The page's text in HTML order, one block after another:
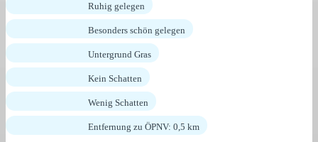
Ruhig gelegen
Besonders schön gelegen
Untergrund Gras
Kein Schatten
Wenig Schatten
Entfernung zu ÖPNV: 0,5 km